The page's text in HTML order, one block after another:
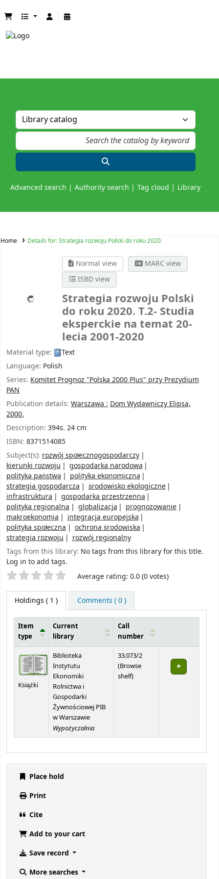
Advanced search Authority search Tag cloud Library
Home Details for:Strategia rozwoju Polski do roku 2020.
Normal view
MARC view
ISBD view
Strategia rozwoju Polski
do roku 2020. T.2- Studia
eksperckie na temat 20-
lecia 2001-2020
Material type:
Text
Language: Polish
Series: Komitet Prognoz "Polska 2000 Plus" przy Prezydium
PAN
Publication details: Warszawa : Dom Wydawniczy Elipsa,
2000.
Description: 394s. 24 cm
ISBN: 8371514085
Subject(s): rozwój społecznogospodarczy
kierunki rozwoju
gospodarka narodowa
polityka państwa
polityka ekonomiczna
strategia gospodarcza
środowisko ekologiczne
infrastruktura
gospodarka przestrzenna
polityka regionalna
globalizacja
prognozowanie
makroekonomia
integracja europejska
polityka społeczna
ochrona środowiska
strategia rozwoju
rozwój regionalny
Tags from this library: No tags from this library for this title.
Log in to add tags.
Star ratings Average rating: 0.0 (0 votes)
Holdings ( 1 ) Comments ( 0 )
Item
type
Current
library
Call
number
Książki
Biblioteka
Instytutu
Ekonomiki
Rolnictwa i
Gospodarki
Żywnościowej PIB
w Warszawie
Wypożyczalnia
33.073/2
(Browse
shelf(Opens below)
)
Place hold
Print
Cite
Add to your cart
Save record
More searches